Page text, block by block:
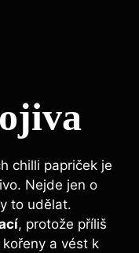
chilli papriček je‍
Nejde jen o
to udělat.
, protože příliš
a vést ⁤k